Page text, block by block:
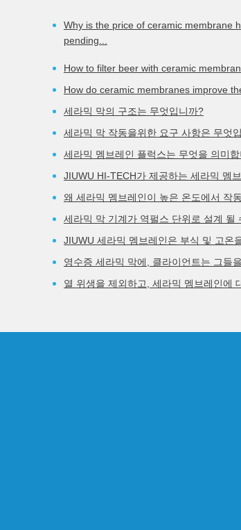
Why is the price of ceramic membrane
pending...
How to filter beer with ceramic
How do ceramic membranes improve
세라믹 막의 구조는 무엇입니까?
세라믹 막 작동을위한 요구 사항은 무엇
세라믹 멤브레인 플럭스는 무엇을 의미
JIUWU HI-TECH가 제공하는 세라믹 멤
왜 세라믹 멤브레인이 높은 온도에서 작
세라믹 막 기계가 역펄스 단위로 설계 될
JIUWU 세라믹 멤브레인은 부식 및 고온
영수증 세라믹 막에, 클라이언트는 그들
열 위생을 제외하고, 세라믹 멤브레인에